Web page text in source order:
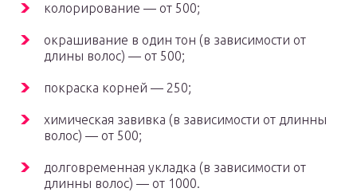
колорирование — от 500;
окрашивание в один тон (в зависимости от
длины волос) — от 500;
покраска корней — 250;
химическая завивка (в зависимости от длинны
волос) — от 500;
долговременная укладка (в зависимости от
длинны волос) — от 1000.